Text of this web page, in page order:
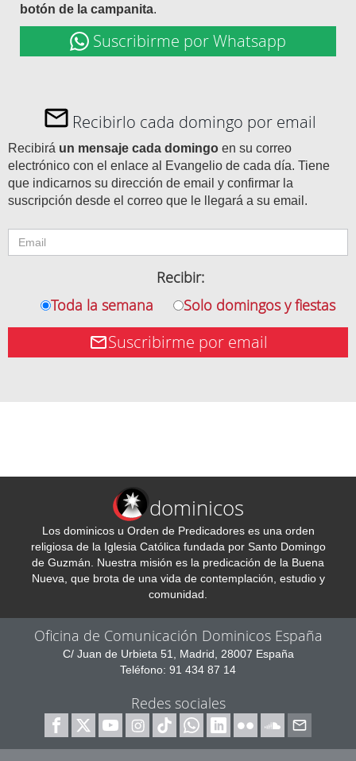
botón de la campanita.
Suscribirme por Whatsapp
Recibirlo cada domingo por email
Recibirá un mensaje cada domingo en su correo
electrónico con el enlace al Evangelio de cada día. Tiene
que indicarnos su dirección de email y confirmar la
suscripción desde el correo que le llegará a su email.
Recibir:
Toda la semana
Solo domingos y fiestas
Suscribirme por email
dominicos
Los dominicos u Orden de Predicadores es una orden
religiosa de la Iglesia Católica fundada por Santo Domingo
de Guzmán. Nuestra misión es la predicación de la Buena
Nueva, que brota de una vida de contemplación, estudio y
comunidad.
Oficina de Comunicación Dominicos España
C/ Juan de Urbieta 51, Madrid, 28007 España
Teléfono: 91 434 87 14
Redes sociales